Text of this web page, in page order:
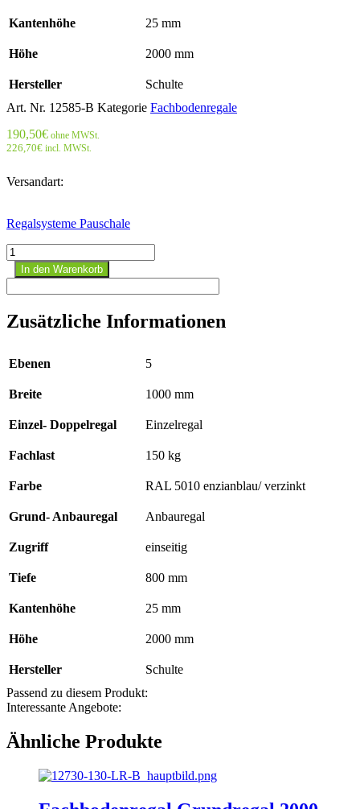
Kantenhöhe 25 mm
Höhe 2000 mm
Hersteller
Schulte
Art. Nr. 12585-B Kategorie Fachbodenregale
190,50€ ohne MWSt.
226,70€ incl. MWSt.
Versandart:
Regalsysteme Pauschale
Stecksystem
Anbauregal
-
2000x1000x800
Typ
RAL
enzianblau/
einseitig
In den Warenkorb
Zusätzliche Informationen
Ebenen 5
Breite 1000 mm
Einzel- Doppelregal Einzelregal
Fachlast 150 kg
Farbe RAL 5010 enzianblau/ verzinkt
Grund- Anbauregal Anbauregal
Zugriff einseitig
Tiefe 800 mm
Kantenhöhe 25 mm
Höhe 2000 mm
Hersteller
Schulte
Passend zu diesem Produkt:
Interessante Angebote:
Ähnliche Produkte